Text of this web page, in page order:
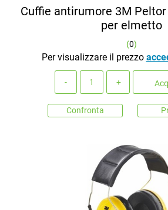
Cuffie antirumore 3M
per elmetto
(0)
Per visualizzare il prezzo
Confronta